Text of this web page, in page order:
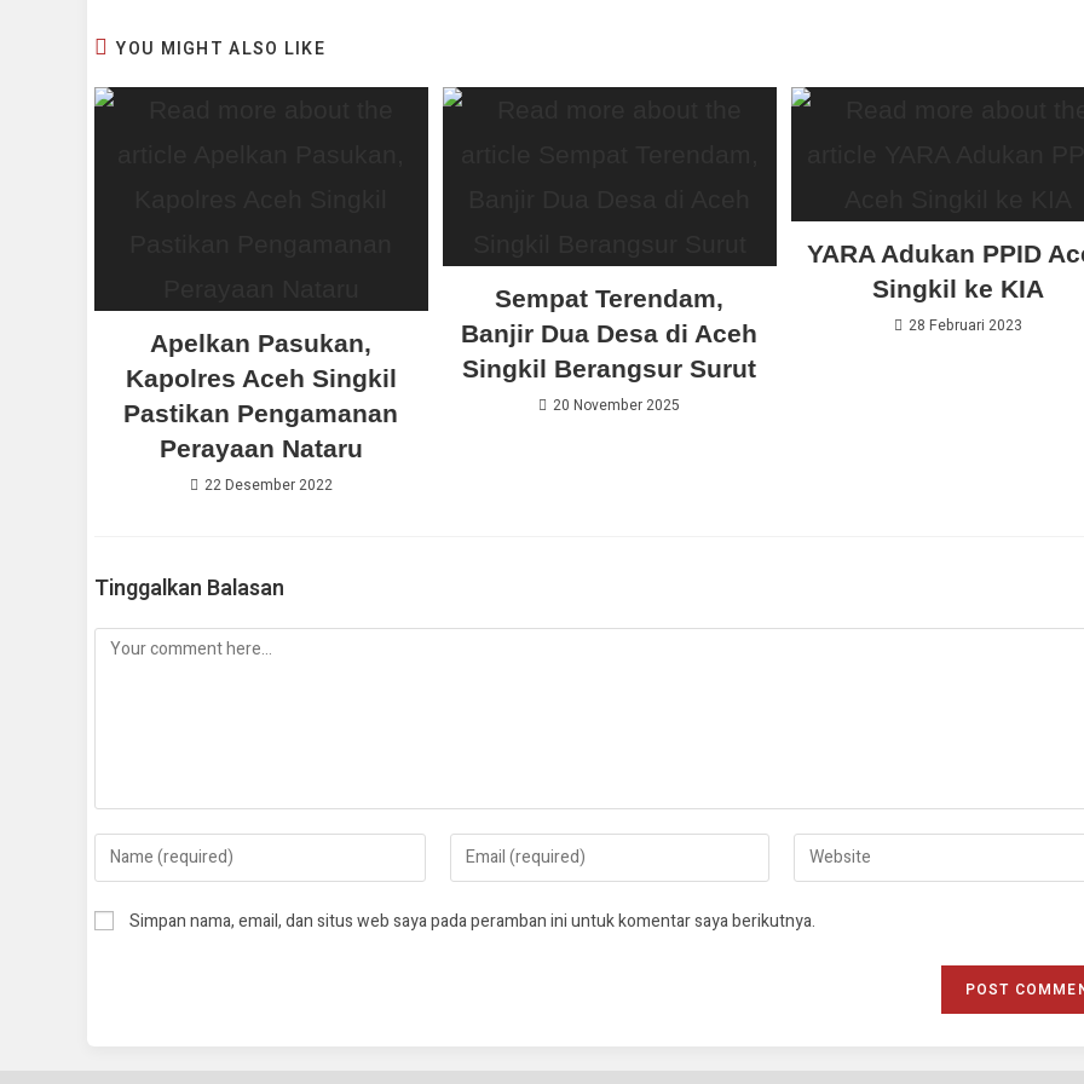
YOU MIGHT ALSO LIKE
Apelkan Pasukan,
Kapolres Aceh Singkil
Pastikan Pengamanan
Perayaan Nataru
22 Desember 2022
Sempat Terendam,
Banjir Dua Desa di Aceh
Singkil Berangsur Surut
20 November 2025
YARA Adukan PPID
Singkil ke KIA
28 Februari 2023
Tinggalkan Balasan
Simpan nama, email, dan situs web saya pada peramban ini untuk komentar saya berikutnya.